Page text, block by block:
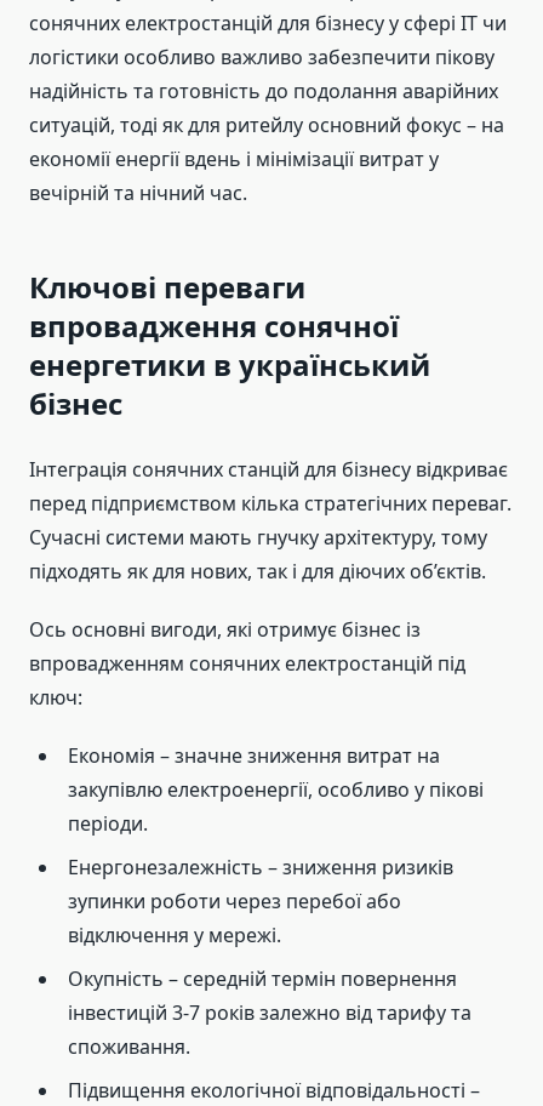
сонячних електростанцій для бізнесу у сфері ІТ чи
логістики особливо важливо забезпечити пікову
надійність та готовність до подолання аварійних
ситуацій, тоді як для ритейлу основний фокус – на
економії енергії вдень і мінімізації витрат у
вечірній та нічний час.
Ключові переваги
впровадження сонячної
енергетики в український
бізнес
Інтеграція сонячних станцій для бізнесу відкриває
перед підприємством кілька стратегічних переваг.
Сучасні системи мають гнучку архітектуру, тому
підходять як для нових, так і для діючих об’єктів.
Ось основні вигоди, які отримує бізнес із
впровадженням сонячних електростанцій під
ключ:
Економія – значне зниження витрат на
закупівлю електроенергії, особливо у пікові
періоди.
Енергонезалежність – зниження ризиків
зупинки роботи через перебої або
відключення у мережі.
Окупність – середній термін повернення
інвестицій 3-7 років залежно від тарифу та
споживання.
Підвищення екологічної відповідальності –